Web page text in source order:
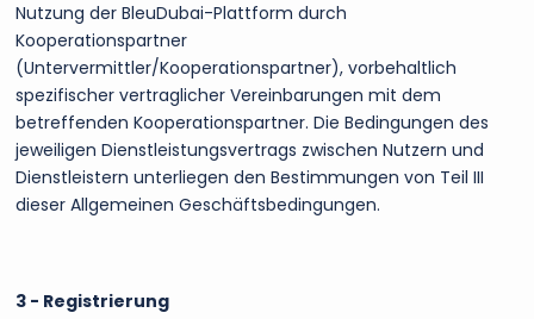
Nutzung der BleuDubai-Plattform durch
Kooperationspartner
(Untervermittler/Kooperationspartner), vorbehaltlich
spezifischer vertraglicher Vereinbarungen mit dem
betreffenden Kooperationspartner. Die Bedingungen des
jeweiligen Dienstleistungsvertrags zwischen Nutzern und
Dienstleistern unterliegen den Bestimmungen von Teil III
dieser Allgemeinen Geschäftsbedingungen.
3 - Registrierung